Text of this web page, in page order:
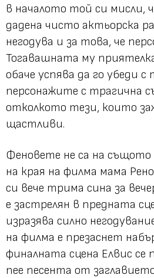
в началото той си мисли,
дадена чисто актьорска
негодува и за това, че
Тогавашната му
обаче успява да го убеди
персонажите с трагична
отколкото тези, които
щастливи.
Феновете не са на същото
на края на филма мама
си вече трима сина за
е застрелян в предната
изразява силно
на филма е презаснет
финалната сцена Елвис се
пее песента от